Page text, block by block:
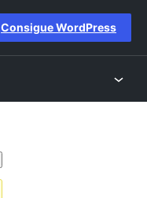
Consigue WordPress